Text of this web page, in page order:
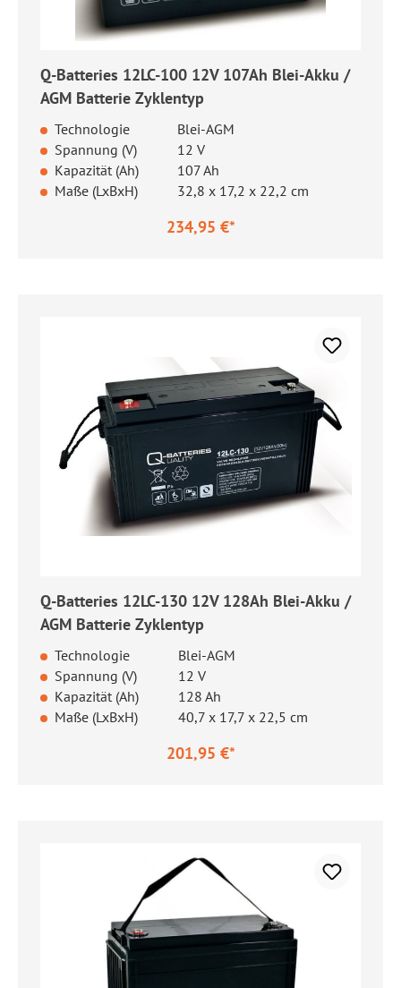
Q-Batteries 12LC-100 12V 107Ah Blei-Akku /
AGM Batterie Zyklentyp
Technologie
Blei-AGM
Spannung (V)
12 V
Kapazität (Ah)
107 Ah
Maße (LxBxH)
32,8 x 17,2 x 22,2 cm
234,95 €*
Q-Batteries 12LC-130 12V 128Ah Blei-Akku /
AGM Batterie Zyklentyp
Technologie
Blei-AGM
Spannung (V)
12 V
Kapazität (Ah)
128 Ah
Maße (LxBxH)
40,7 x 17,7 x 22,5 cm
201,95 €*